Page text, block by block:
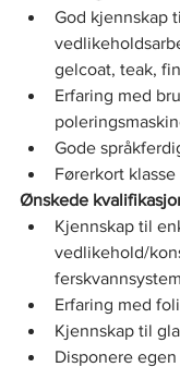
God kjennskap
gelcoat, teak,
Erfaring med
Gode
Førerkort klasse
Ønskede
Kjennskap til
vedlikehold/
Erfaring med
Kjennskap til
Disponere egen